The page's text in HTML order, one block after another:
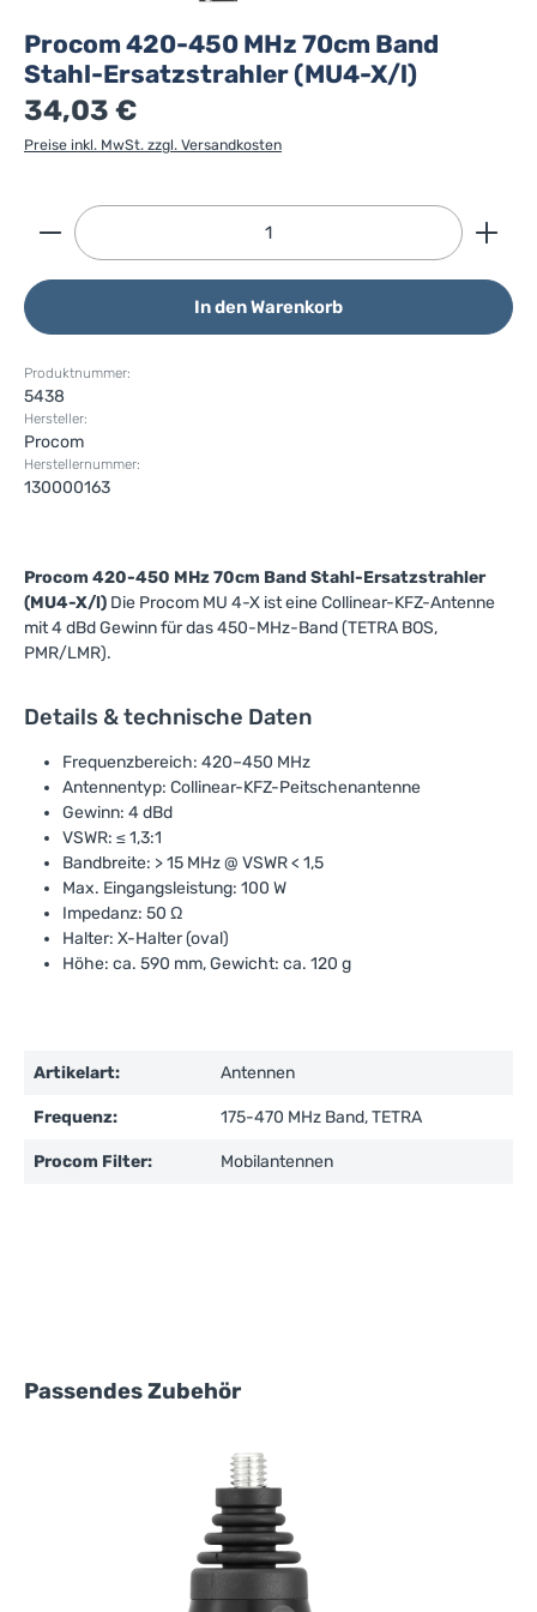
Procom 420-450 MHz 70cm Band
Stahl-Ersatzstrahler (MU4-X/l)
34,03 €
Preise inkl. MwSt. zzgl. Versandkosten
Produkt Anzahl: Gib den gewünschten Wert ein
In den Warenkorb
Produktnummer:
5438
Hersteller:
Procom
Herstellernummer:
130000163
Procom 420-450 MHz 70cm Band Stahl-Ersatzstrahler
(MU4-X/l) Die Procom MU 4-X ist eine Collinear-KFZ-Antenne
mit 4 dBd Gewinn für das 450-MHz-Band (TETRA BOS,
PMR/LMR).
Details & technische Daten
Frequenzbereich: 420–450 MHz
Antennentyp: Collinear-KFZ-Peitschenantenne
Gewinn: 4 dBd
VSWR: ≤ 1,3:1
Bandbreite: > 15 MHz @ VSWR < 1,5
Max. Eingangsleistung: 100 W
Impedanz: 50 Ω
Halter: X-Halter (oval)
Höhe: ca. 590 mm, Gewicht: ca. 120 g
Artikelart: Antennen
Frequenz: 175-470 MHz Band, TETRA
Procom Filter: Mobilantennen
Produktgalerie überspringen
Passendes Zubehör